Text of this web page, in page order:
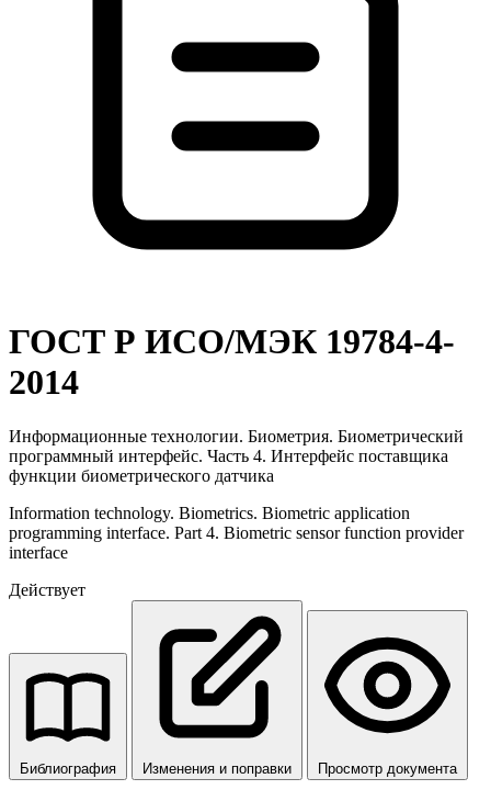
ГОСТ Р ИСО/МЭК 19784-4-
2014
Информационные технологии. Биометрия. Биометрический
программный интерфейс. Часть 4. Интерфейс поставщика
функции биометрического датчика
Information technology. Biometrics. Biometric application
programming interface. Part 4. Biometric sensor function provider
interface
Действует
Библиография Изменения и поправки Просмотр документа